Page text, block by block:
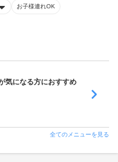
お子様連れOK
気になる方におすすめ
全てのメニューを見る